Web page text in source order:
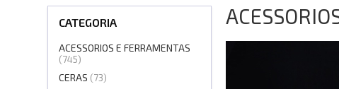
CATEGORIA
ACESSORIOS E FERRAMENTAS
(745)
CERAS (73)